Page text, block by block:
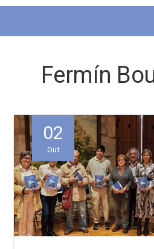
Fermín
02
Out